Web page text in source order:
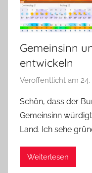
Gemeinsinn
entwickeln
Veröffentlicht am
Schön, dass der
Gemeinsinn
Land. Ich sehe
Weiterlesen